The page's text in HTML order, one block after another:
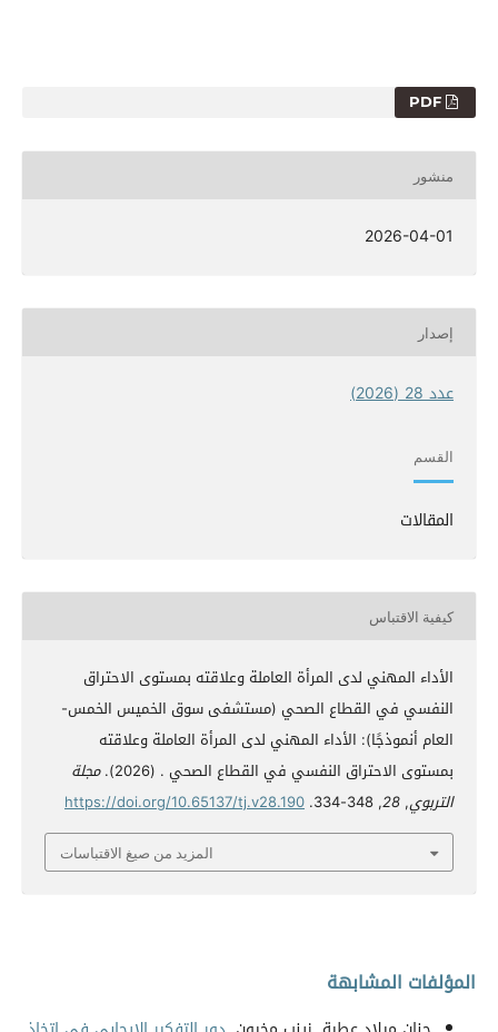
PDF
منشور
2026-04-01
إصدار
عدد 28 (2026)
القسم
المقالات
كيفية الاقتباس
الأداء المهني لدى المرأة العاملة وعلاقته بمستوى الاحتراق
النفسي في القطاع الصحي (مستشفى سوق الخميس الخمس-
العام أنموذجًا): الأداء المهني لدى المرأة العاملة وعلاقته
بمستوى الاحتراق النفسي في القطاع الصحي . (2026).
مجلة
التربوي,
28
, 348-334.
https://doi.org/10.65137/tj.v28.190
المزيد من صيغ الاقتباسات
المؤلفات المشابهة